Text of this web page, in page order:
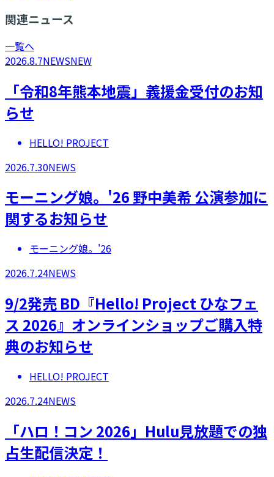
関連ニュース
一覧へ
2026.8.7NEWSNEW
「令和8年熊本地震」義援金受付のお知
らせ
HELLO! PROJECT
2026.7.30NEWS
モーニング娘。'26 野中美希 公演参加に
関するお知らせ
モーニング娘。'26
2026.7.24NEWS
9/2発売 BD『Hello! Project ひなフェ
ス 2026』オンラインショップご購入特
典のお知らせ
HELLO! PROJECT
2026.7.24NEWS
「ハロ！コン 2026」Hulu見放題での独
占生配信決定！